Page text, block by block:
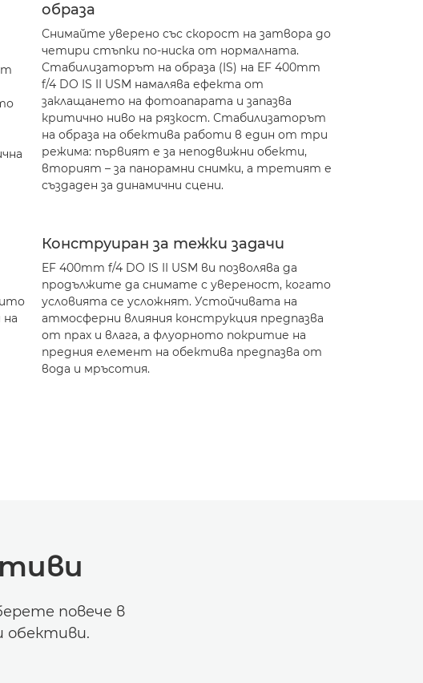
образа
Снимайте уверено със скорост на затвора до
четири стъпки по-ниска от нормалната.
Стабилизаторът на образа (IS) на EF 400mm
f/4 DO IS II USM намалява ефекта от
заклащането на фотоапарата и запазва
критично ниво на рязкост. Стабилизаторът
на образа на обектива работи в един от три
режима: първият е за неподвижни обекти,
вторият – за панорамни снимки, а третият е
създаден за динамични сцени.
Конструиран за тежки задачи
EF 400mm f/4 DO IS II USM ви позволява да
продължите да снимате с увереност, когато
условията се усложнят. Устойчивата на
атмосферни влияния конструкция предпазва
от прах и влага, а флуорното покритие на
предния елемент на обектива предпазва от
вода и мръсотия.
повече в
обективи.